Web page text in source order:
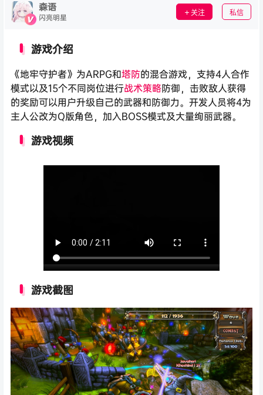
森语
闪亮明星 关注 私信
游戏介绍
《地牢守护者》为ARPG和塔防的混合游戏，支持4人合作
模式以及15个不同岗位进行战术策略防御，击败敌人获得
的奖励可以用户升级自己的武器和防御力。开发人员将4为
主人公改为Q版角色，加入BOSS模式及大量绚丽武器。
游戏视频
游戏截图